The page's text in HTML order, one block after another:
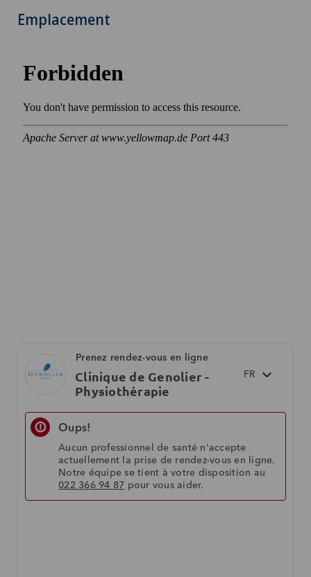
Emplacement